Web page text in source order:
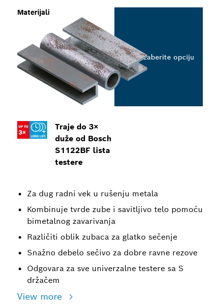
Traje do 3×
duže od Bosch
S1122BF lista
testere
Za dug radni vek u rušenju metala
Kombinuje tvrde zube i savitljivo telo pomoću
bimetalnog zavarivanja
Različiti oblik zubaca za glatko sečenje
Snažno debelo sečivo za dobre ravne rezove
Odgovara za sve univerzalne testere sa S
držačem
View more
Materijali
Izaberite opciju